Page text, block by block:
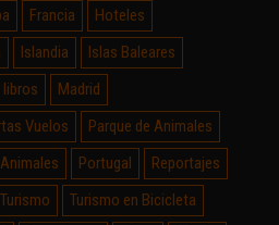
Francia
Hoteles
Islandia
Islas Baleares
libros
Madrid
Vuelos
Parque de Animales
Portugal
Reportajes
Turismo
Turismo en Bicicleta